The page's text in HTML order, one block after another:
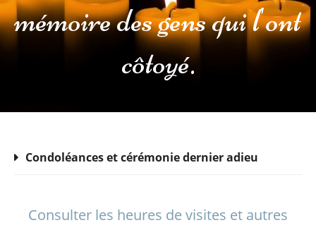
mémoire des gens qui l'ont
côtoyé.
Condoléances et cérémonie dernier adieu
Consulter les heures de visites et autres